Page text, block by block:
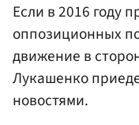
Если в 2016 году
оппозиционных
движение в
Лукашенко
новостями.